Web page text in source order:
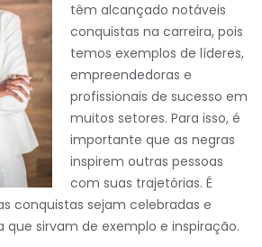
têm alcançado notáveis
conquistas na carreira, pois
temos exemplos de líderes,
empreendedoras e
profissionais de sucesso em
muitos setores. Para isso, é
importante que as negras
inspirem outras pessoas
com suas trajetórias. É
conquistas sejam celebradas e
sirvam de exemplo e inspiração.